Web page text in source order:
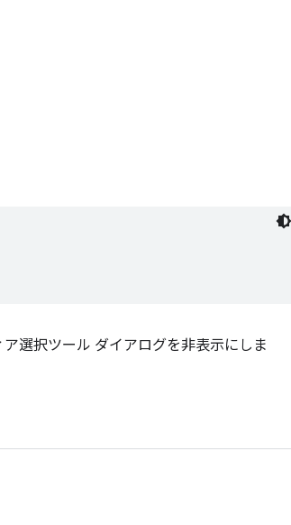
選択ツール ダイアログを非表示にしま